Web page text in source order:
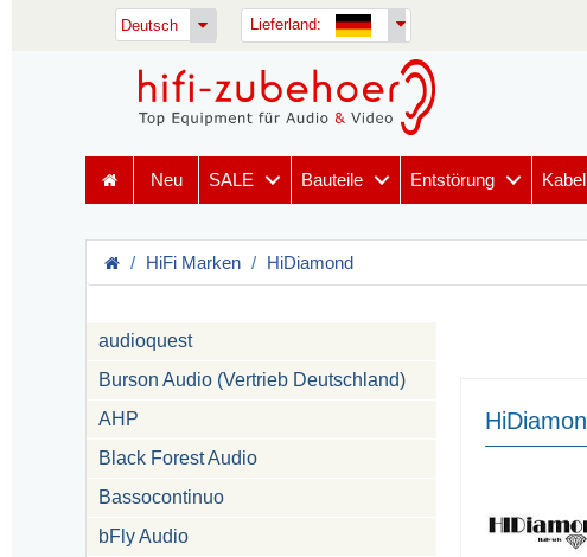
Deutsch Lieferland:
Neu SALE Bauteile Entstörung Kabel
HiFi Marken HiDiamond
audioquest
Burson Audio (Vertrieb Deutschland)
AHP
Black Forest Audio
Bassocontinuo
bFly Audio